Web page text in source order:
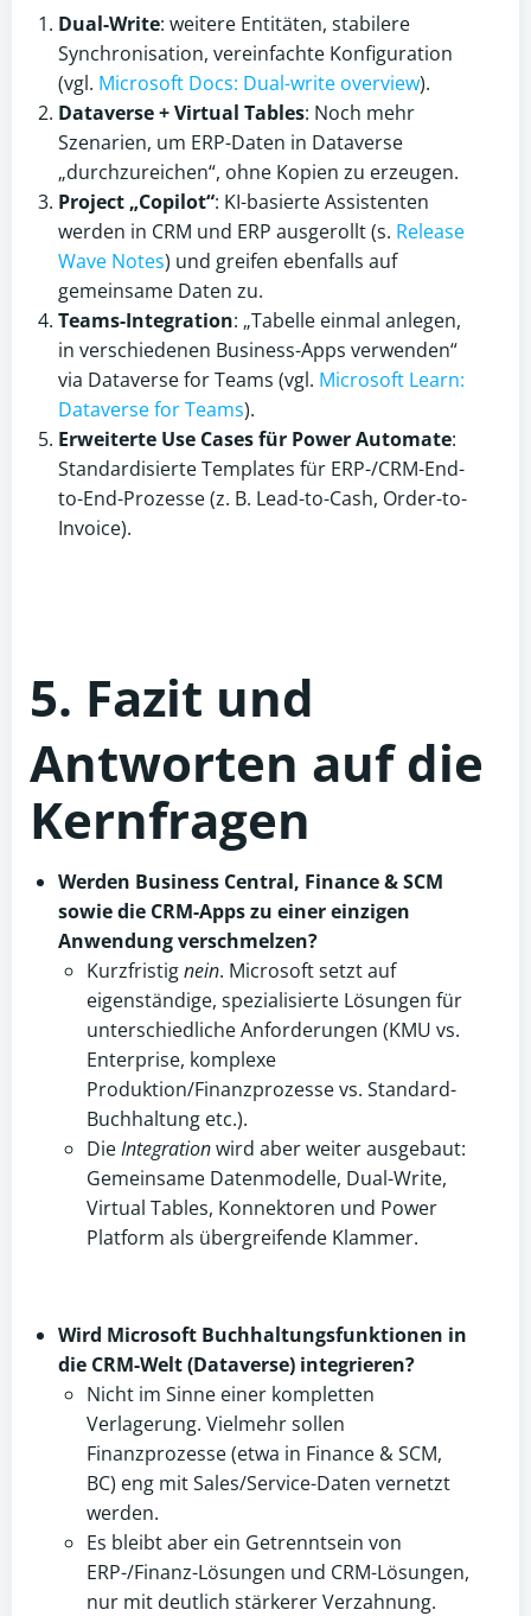
Dual-Write: weitere Entitäten, stabilere
Synchronisation, vereinfachte Konfiguration
(vgl. Microsoft Docs: Dual-write overview).
Dataverse + Virtual Tables: Noch mehr
Szenarien, um ERP-Daten in Dataverse
„durchzureichen“, ohne Kopien zu erzeugen.
Project „Copilot“: KI-basierte Assistenten
werden in CRM und ERP ausgerollt (s. Release
Wave Notes) und greifen ebenfalls auf
gemeinsame Daten zu.
Teams-Integration: „Tabelle einmal anlegen,
in verschiedenen Business-Apps verwenden“
via Dataverse for Teams (vgl. Microsoft Learn:
Dataverse for Teams).
Erweiterte Use Cases für Power Automate:
Standardisierte Templates für ERP-/CRM-End-
to-End-Prozesse (z. B. Lead-to-Cash, Order-to-
Invoice).
5. Fazit und
Antworten auf die
Kernfragen
Werden Business Central, Finance & SCM
sowie die CRM-Apps zu einer einzigen
Anwendung verschmelzen?
Kurzfristignein. Microsoft setzt auf
eigenständige, spezialisierte Lösungen für
unterschiedliche Anforderungen (KMU vs.
Enterprise, komplexe
Produktion/Finanzprozesse vs. Standard-
Buchhaltung etc.).
DieIntegrationwird aber weiter ausgebaut:
Gemeinsame Datenmodelle, Dual-Write,
Virtual Tables, Konnektoren und Power
Platform als übergreifende Klammer.
Wird Microsoft Buchhaltungsfunktionen in
die CRM-Welt (Dataverse) integrieren?
Nicht im Sinne einer kompletten
Verlagerung. Vielmehr sollen
Finanzprozesse (etwa in Finance & SCM,
BC) eng mit Sales/Service-Daten vernetzt
werden.
Es bleibt aber ein Getrenntsein von
ERP-/Finanz-Lösungen und CRM-Lösungen,
nur mit deutlich stärkerer Verzahnung.